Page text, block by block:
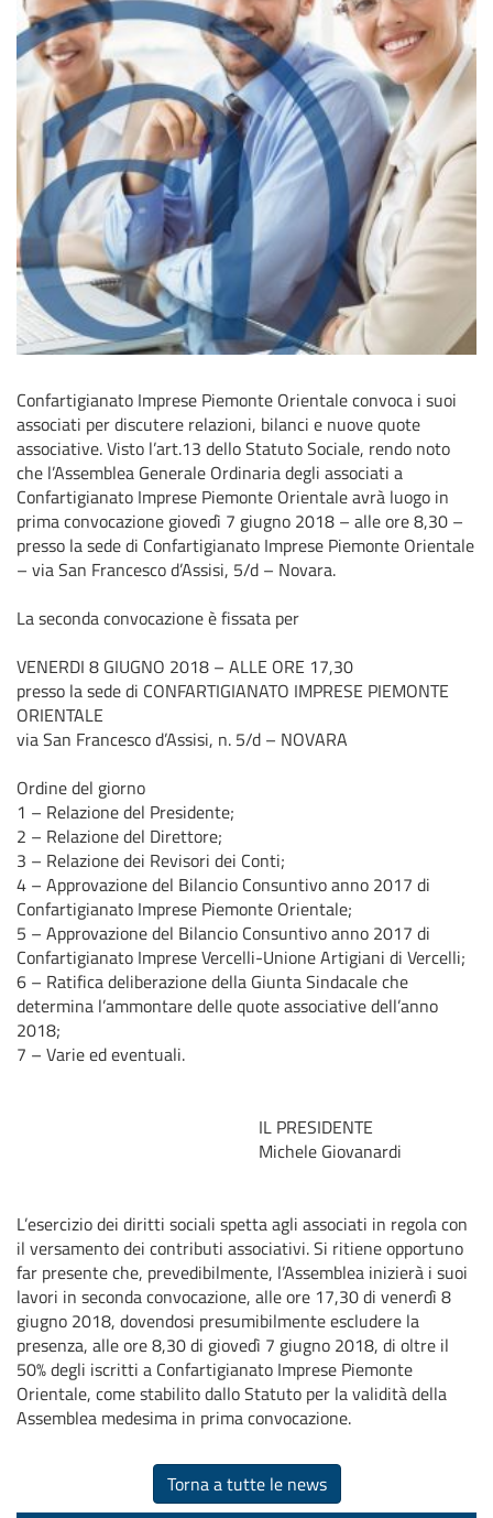
Confartigianato Imprese Piemonte Orientale convoca i suoi
associati per discutere relazioni, bilanci e nuove quote
associative. Visto l’art.13 dello Statuto Sociale, rendo noto
che l’Assemblea Generale Ordinaria degli associati a
Confartigianato Imprese Piemonte Orientale avrà luogo in
prima convocazione giovedì 7 giugno 2018 – alle ore 8,30 –
presso la sede di Confartigianato Imprese Piemonte Orientale
– via San Francesco d’Assisi, 5/d – Novara.
La seconda convocazione è fissata per
VENERDI 8 GIUGNO 2018 – ALLE ORE 17,30
presso la sede di CONFARTIGIANATO IMPRESE PIEMONTE
ORIENTALE
via San Francesco d’Assisi, n. 5/d – NOVARA
Ordine del giorno
1 – Relazione del Presidente;
2 – Relazione del Direttore;
3 – Relazione dei Revisori dei Conti;
4 – Approvazione del Bilancio Consuntivo anno 2017 di
Confartigianato Imprese Piemonte Orientale;
5 – Approvazione del Bilancio Consuntivo anno 2017 di
Confartigianato Imprese Vercelli-Unione Artigiani di Vercelli;
6 – Ratifica deliberazione della Giunta Sindacale che
determina l’ammontare delle quote associative dell’anno
2018;
7 – Varie ed eventuali.
IL PRESIDENTE
Michele Giovanardi
L’esercizio dei diritti sociali spetta agli associati in regola con
il versamento dei contributi associativi. Si ritiene opportuno
far presente che, prevedibilmente, l’Assemblea inizierà i suoi
lavori in seconda convocazione, alle ore 17,30 di venerdì 8
giugno 2018, dovendosi presumibilmente escludere la
presenza, alle ore 8,30 di giovedì 7 giugno 2018, di oltre il
50% degli iscritti a Confartigianato Imprese Piemonte
Orientale, come stabilito dallo Statuto per la validità della
Assemblea medesima in prima convocazione.
Torna a tutte le news